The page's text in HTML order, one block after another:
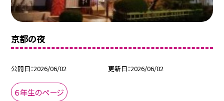
京都の夜
公開日 2026/06/02 更新日 2026/06/02
６年生のページ